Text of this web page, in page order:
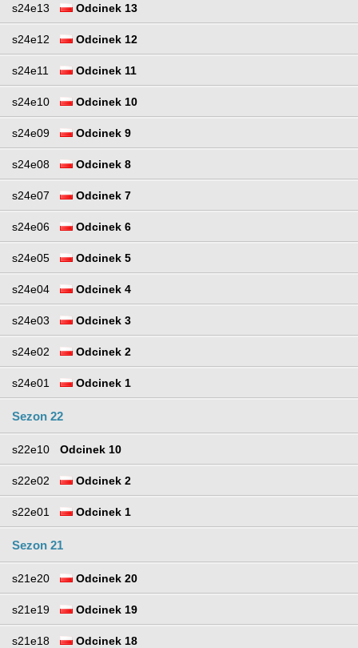
s24e13 Odcinek 13
s24e12 Odcinek 12
s24e11 Odcinek 11
s24e10 Odcinek 10
s24e09 Odcinek 9
s24e08 Odcinek 8
s24e07 Odcinek 7
s24e06 Odcinek 6
s24e05 Odcinek 5
s24e04 Odcinek 4
s24e03 Odcinek 3
s24e02 Odcinek 2
s24e01 Odcinek 1
Sezon 22
s22e10 Odcinek 10
s22e02 Odcinek 2
s22e01 Odcinek 1
Sezon 21
s21e20 Odcinek 20
s21e19 Odcinek 19
s21e18 Odcinek 18